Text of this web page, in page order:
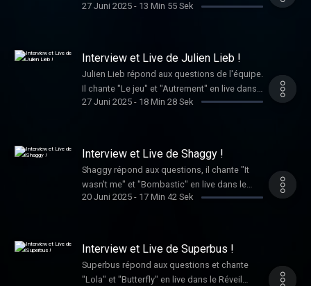
Chérie.
27 Juni 2025- 13 Min 55 Sek
Interview et Live de Julien Lieb !
Julien Lieb répond aux questions de l'équipe.
Il chante "Le jeu" et "Autrement" en live dans
le Réveil Chérie.
27 Juni 2025- 18 Min 28 Sek
Interview et Live de Shaggy !
Shaggy répond aux questions, il chante "It
wasn't me" et "Bombastic" en live dans le
Réveil Chérie.
20 Juni 2025- 17 Min 42 Sek
Interview et Live de Superbus !
Superbus répond aux questions et chante
"Lola" et "Butterfly" en live dans le Réveil